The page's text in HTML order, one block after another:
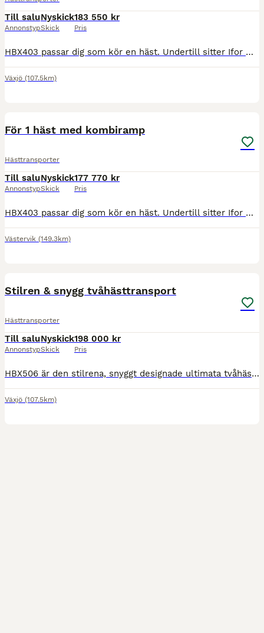
Till salu
Annonstyp
Nyskick
Skick
183 550 kr
Pris
HBX403 passar dig som kör en häst. Undertill sitter Ifor Williams unika bladfjädring för överlägsen komfort för hästen under färd. Kombirampen baktill ger dig och din häst valet mellan att gå upp på r
Växjö (107.5km)
För 1 häst med kombiramp
Hästtransporter
Till salu
Annonstyp
Nyskick
Skick
177 770 kr
Pris
HBX403 passar dig som kör en häst. Undertill sitter Ifor Williams unika bladfjädring för överlägsen komfort för hästen under färd. Kombirampen baktill ger dig och din häst valet mellan att gå upp på r
Västervik (149.3km)
Stilren & snygg tvåhästtransport
Hästtransporter
Till salu
Annonstyp
Nyskick
Skick
198 000 kr
Pris
HBX506 är den stilrena, snyggt designade ultimata tvåhästarstransporten för dig med hästar upp till ca. 170 cm i mankhöjd (om du har större hästar så titta på HBX511). Hästtransporten har stora främre
Växjö (107.5km)